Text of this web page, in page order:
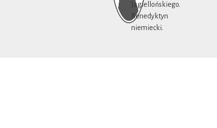
Jagiellońskiego.
Benedyktyn
niemiecki.